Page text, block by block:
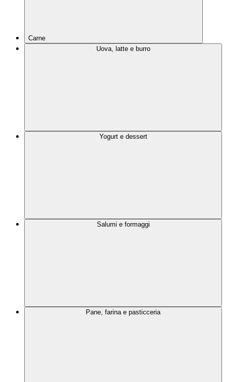
Carne
Uova, latte e burro
Yogurt e dessert
Salumi e formaggi
Pane, farina e pasticceria